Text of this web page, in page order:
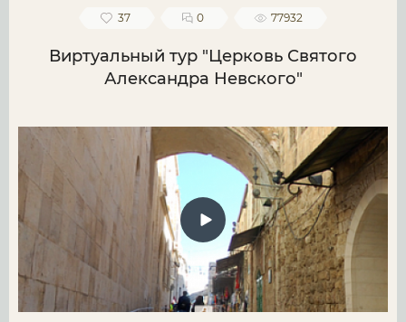
37 0 77932
Виртуальный тур "Церковь Святого
Александра Невского"